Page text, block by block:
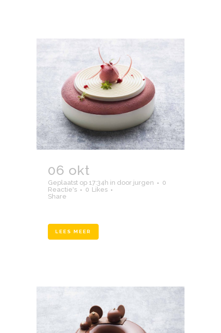
06 okt
Geplaatst op 17:34h in door jurgen
0
Reactie's
0 Likes
Share
LEES MEER